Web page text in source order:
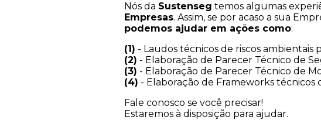
Nós da Sustenseg temos algumas
Empresas. Assim, se por acaso a sua
podemos ajudar em ações como:
(1) - Laudos técnicos de riscos ambientais
(2) - Elaboração de Parecer Técnico de
(3) - Elaboração de Parecer Técnico de
(4) - Elaboração de Frameworks técnicos
Fale conosco se você precisar!
Estaremos à disposição para ajudar.